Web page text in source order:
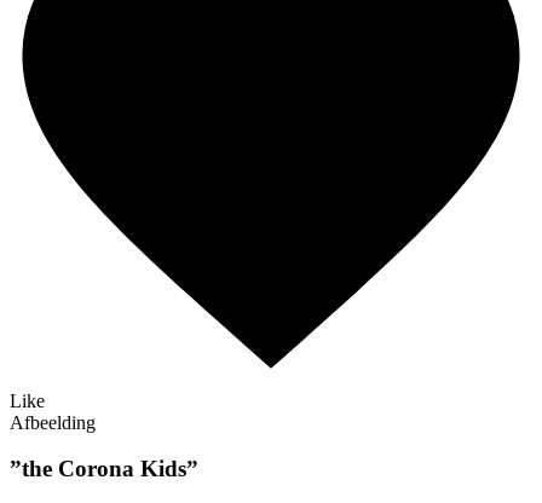
Like
Afbeelding
”the Corona Kids”